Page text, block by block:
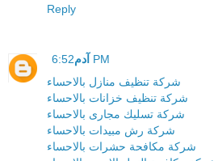
Reply
آدم 6:52 PM
شركة تنظيف منازل بالاحساء
شركة تنظيف خزانات بالاحساء
شركة تسليك مجارى بالاحساء
شركة رش مبيدات بالاحساء
شركة مكافحة حشرات بالاحساء